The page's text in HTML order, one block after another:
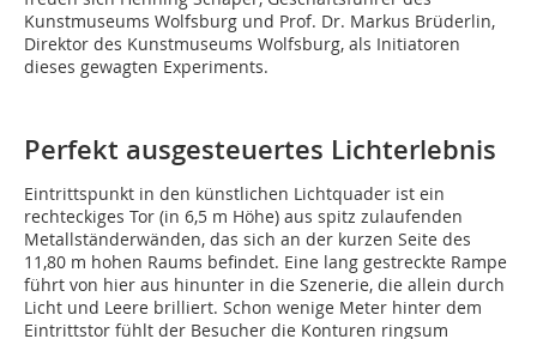
Kunstmuseums Wolfsburg und Prof. Dr. Markus Brüderlin,
Direktor des Kunstmuseums Wolfsburg, als Initiatoren
dieses gewagten Experiments.
Perfekt ausgesteuertes Lichterlebnis
Eintrittspunkt in den künstlichen Lichtquader ist ein
rechteckiges Tor (in 6,5 m Höhe) aus spitz zulaufenden
Metallständerwänden, das sich an der kurzen Seite des
11,80 m hohen Raums befindet. Eine lang gestreckte Rampe
führt von hier aus hinunter in die Szenerie, die allein durch
Licht und Leere brilliert. Schon wenige Meter hinter dem
Eintrittstor fühlt der Besucher die Konturen ringsum